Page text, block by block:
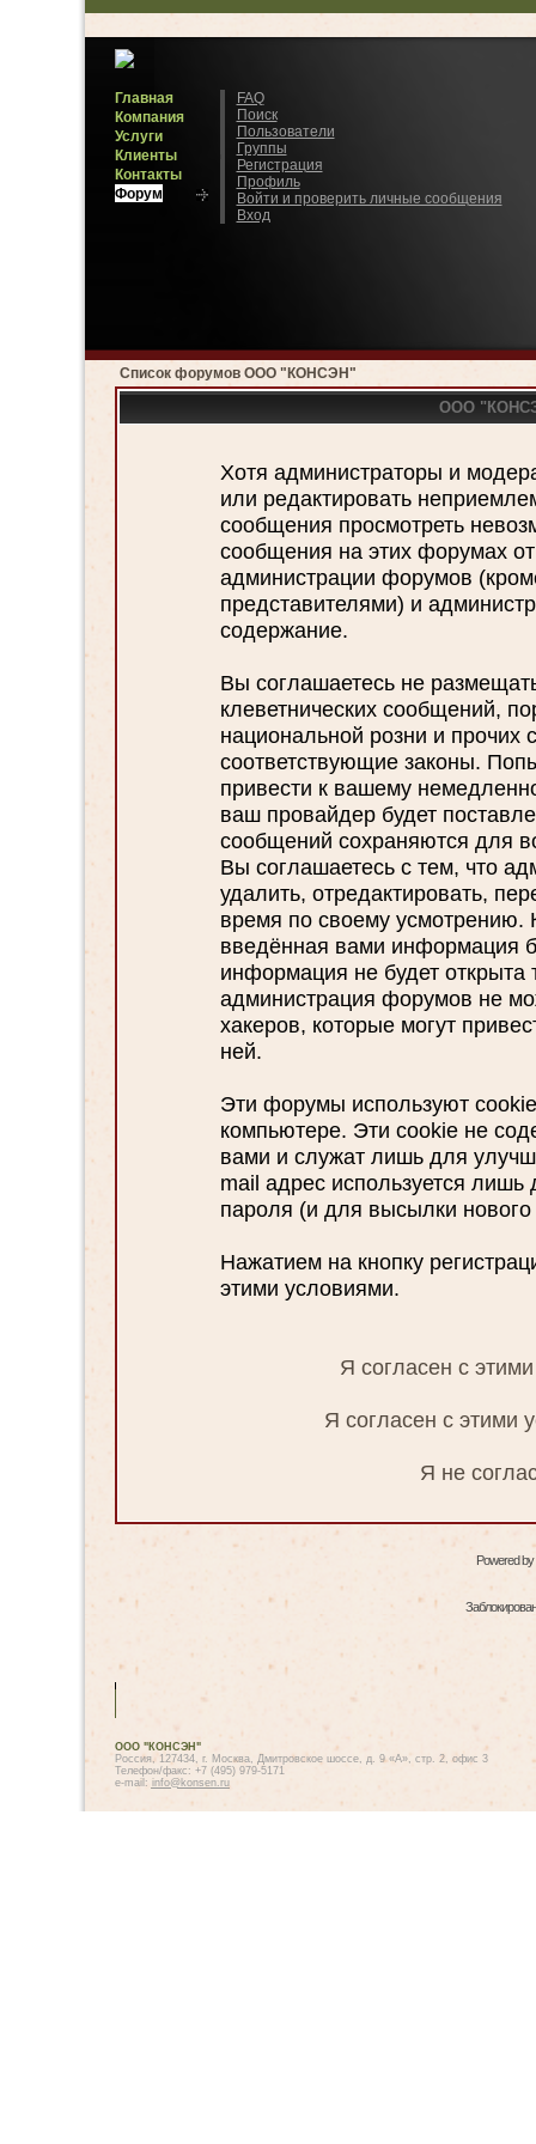
Главная
Компания
Услуги
Клиенты
Контакты
Форум
FAQ
Поиск
Пользователи
Группы
Регистрация
Профиль
Войти и проверить личные сообщения
Вход
Список форумов ООО "КОНСЭН"
ООО
Хотя администраторы и
или редактировать
сообщения просмотреть
сообщения на этих форумах
администрации форумов
представителями) и
содержание.
Вы соглашаетесь не
клеветнических сообщений,
национальной розни и
соответствующие законы.
привести к вашему
ваш провайдер будет
сообщений сохраняются для
Вы соглашаетесь с тем, что
удалить, отредактировать,
время по своему усмотрению.
введённая вами информация
информация не будет
администрация форумов не
хакеров, которые могут
ней.
Эти форумы используют
компьютере. Эти cookie не
вами и служат лишь для
mail адрес используется
пароля (и для высылки
Нажатием на кнопку
этими условиями.
Я согласен с
Я согласен с этими
Я не
Powered by
ООО "КОНСЭН"
Россия, 127434, г. Москва, Дмитровское шоссе, д. 9 «А», стр. 2, офис 3
Телефон/факс: +7 (495) 979-5171
e-mail: info@konsen.ru